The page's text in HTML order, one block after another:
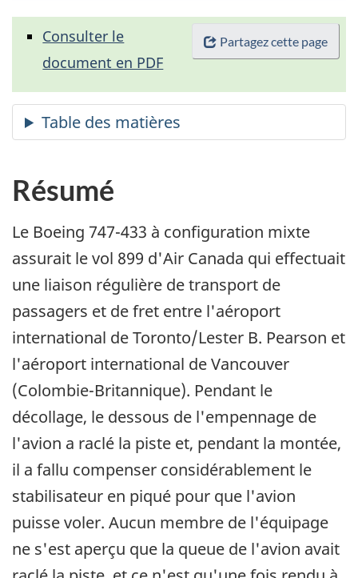
Partagez cette page
Consulter le
document en PDF
Résumé
Le Boeing 747-433 à configuration mixte
assurait le vol 899 d'Air Canada qui effectuait
une liaison régulière de transport de
passagers et de fret entre l'aéroport
international de Toronto/Lester B. Pearson et
l'aéroport international de Vancouver
(Colombie-Britannique). Pendant le
décollage, le dessous de l'empennage de
l'avion a raclé la piste et, pendant la montée,
il a fallu compenser considérablement le
stabilisateur en piqué pour que l'avion
puisse voler. Aucun membre de l'équipage
ne s'est aperçu que la queue de l'avion avait